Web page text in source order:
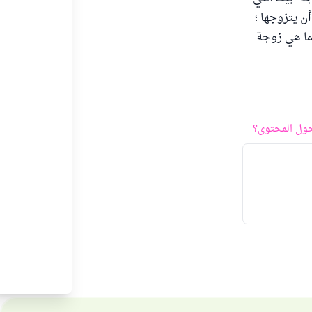
يتزوجها ؛
هي زوجة
المحتوى؟